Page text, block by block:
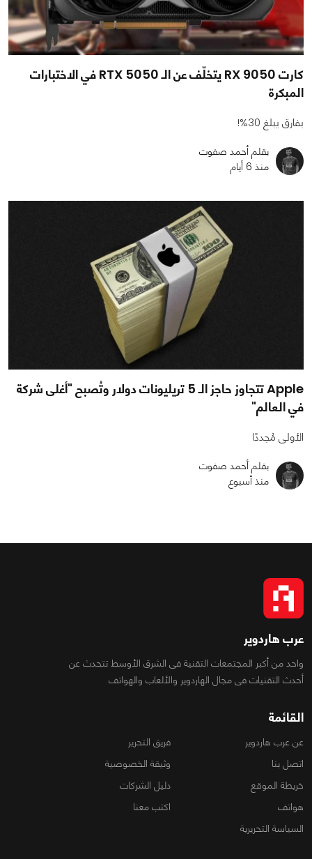
كارت RX 9050 يتخلّف عن الـ RTX 5050 في الاختبارات
المبكرة
بفارق يبلغ 30%!
بقلم أحمد صفوت
منذ 6 أيام
Apple تتجاوز حاجز الـ 5 تريليونات دولار وتُصبح "أغلى شركة
في العالم"
الأولى مُجددًا
بقلم أحمد صفوت
منذ أسبوع
عرب هاردوير
واحد من أكبر المجتمعات التقنية فى الشرق الأوسط تتحدث عن
أحدث التقنيات فى مجال الهاردوير والألعاب والهواتف
القائمة
عن عرب هاردوير
فريق التحرير
اتصل بنا
وثيقة الخصوصية
خريطة الموقع
دليل الشركات
هواتف
اكتب معنا
السياسة التحريرية